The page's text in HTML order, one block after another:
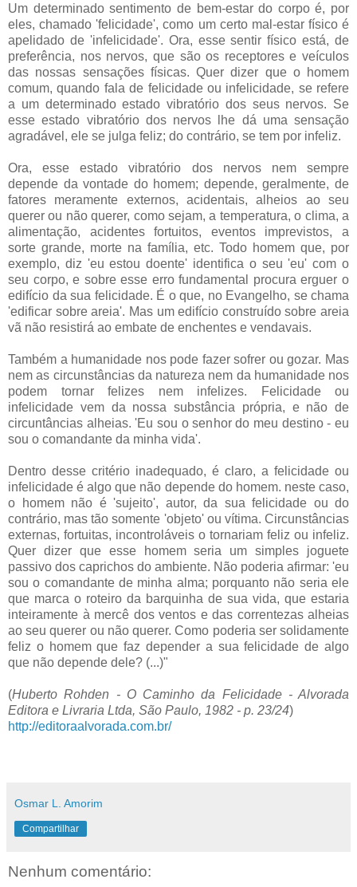
Um determinado sentimento de bem-estar do corpo é, por
eles, chamado 'felicidade', como um certo mal-estar físico é
apelidado de 'infelicidade'. Ora, esse sentir físico está, de
preferência, nos nervos, que são os receptores e veículos
das nossas sensações físicas. Quer dizer que o homem
comum, quando fala de felicidade ou infelicidade, se refere
a um determinado estado vibratório dos seus nervos. Se
esse estado vibratório dos nervos lhe dá uma sensação
agradável, ele se julga feliz; do contrário, se tem por infeliz.
Ora, esse estado vibratório dos nervos nem sempre
depende da vontade do homem; depende, geralmente, de
fatores meramente externos, acidentais, alheios ao seu
querer ou não querer, como sejam, a temperatura, o clima, a
alimentação, acidentes fortuitos, eventos imprevistos, a
sorte grande, morte na família, etc. Todo homem que, por
exemplo, diz 'eu estou doente' identifica o seu 'eu' com o
seu corpo, e sobre esse erro fundamental procura erguer o
edifício da sua felicidade. É o que, no Evangelho, se chama
'edificar sobre areia'. Mas um edifício construído sobre areia
vã não resistirá ao embate de enchentes e vendavais.
Também a humanidade nos pode fazer sofrer ou gozar. Mas
nem as circunstâncias da natureza nem da humanidade nos
podem tornar felizes nem infelizes. Felicidade ou
infelicidade vem da nossa substância própria, e não de
circuntâncias alheias. 'Eu sou o senhor do meu destino - eu
sou o comandante da minha vida'.
Dentro desse critério inadequado, é claro, a felicidade ou
infelicidade é algo que não depende do homem. neste caso,
o homem não é 'sujeito', autor, da sua felicidade ou do
contrário, mas tão somente 'objeto' ou vítima. Circunstâncias
externas, fortuitas, incontroláveis o tornariam feliz ou infeliz.
Quer dizer que esse homem seria um simples joguete
passivo dos caprichos do ambiente. Não poderia afirmar: 'eu
sou o comandante de minha alma; porquanto não seria ele
que marca o roteiro da barquinha de sua vida, que estaria
inteiramente à mercê dos ventos e das correntezas alheias
ao seu querer ou não querer. Como poderia ser solidamente
feliz o homem que faz depender a sua felicidade de algo
que não depende dele? (...)"
(Huberto Rohden - O Caminho da Felicidade - Alvorada
Editora e Livraria Ltda, São Paulo, 1982 - p. 23/24)
http://editoraalvorada.com.br/
Osmar L. Amorim
Compartilhar
Nenhum comentário: